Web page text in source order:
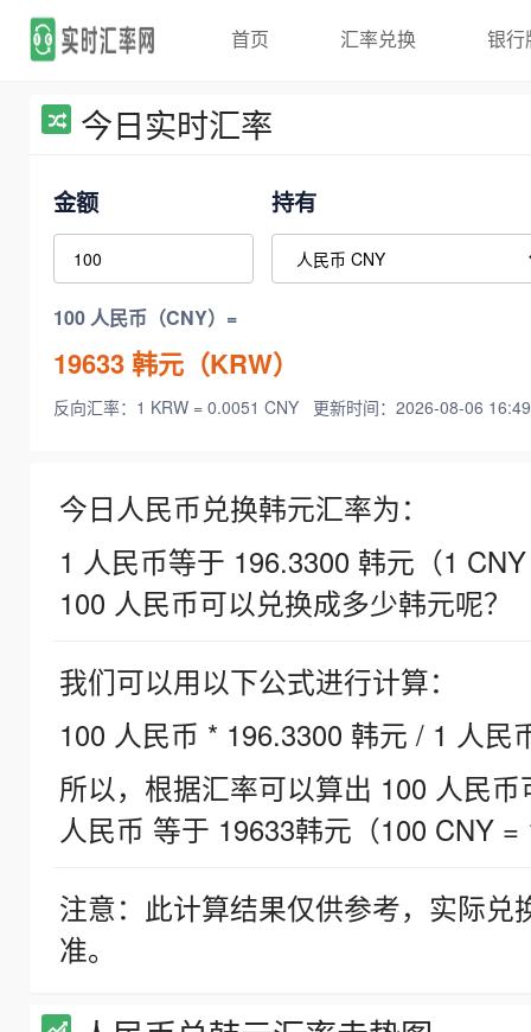
首页 汇率兑换 银行
今日实时汇率
金额 持有
100 人民币（CNY）=
19633韩元（KRW）
反向汇率：1 KRW = 0.0051 CNY 更新时间：2026-08-06
今日人民币兑换韩元汇率为：
1 人民币等于 196.3300 韩元（1
100 人民币可以兑换成多少韩元呢？
我们可以用以下公式进行计算：
100 人民币 * 196.3300 韩元 / 1 人民
所以，根据汇率可以算出 100 人民
人民币 等于 19633韩元（100 CNY =
注意：此计算结果仅供参考，实际
准。